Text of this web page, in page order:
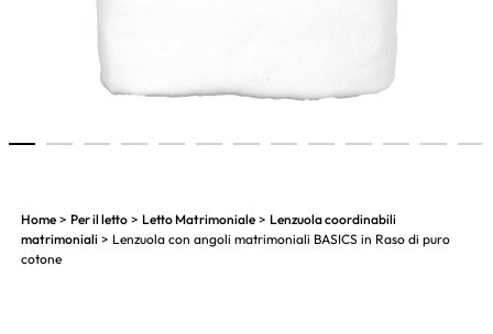
Home > Per il letto > Letto Matrimoniale > Lenzuola coordinabili
matrimoniali > Lenzuola con angoli matrimoniali BASICS in Raso di puro
cotone